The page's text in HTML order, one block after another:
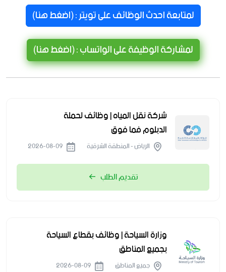
لمتابعة احدث الوظائف على تويتر : (اضغط هنا)
لمشاركة الوظيفة على الواتساب : (اضغط هنا)
شركة نقل المياه | وظائف لحملة
الدبلوم فما فوق
الرياض - المنطقة الشرقية
تقديم الطلب
وزارة السياحة | وظائف بقطاع السياحة
بجميع المناطق
جميع المناطق